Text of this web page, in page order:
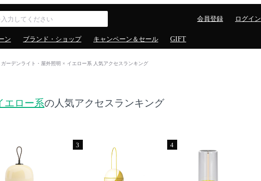
会員登録 ログイン
ン ブランド・ショップ キャンペーン＆セール GIFT
ガーデンライト・屋外照明 × イエロー系 人気アクセスランキング
エロー系の人気アクセスランキング
3 4